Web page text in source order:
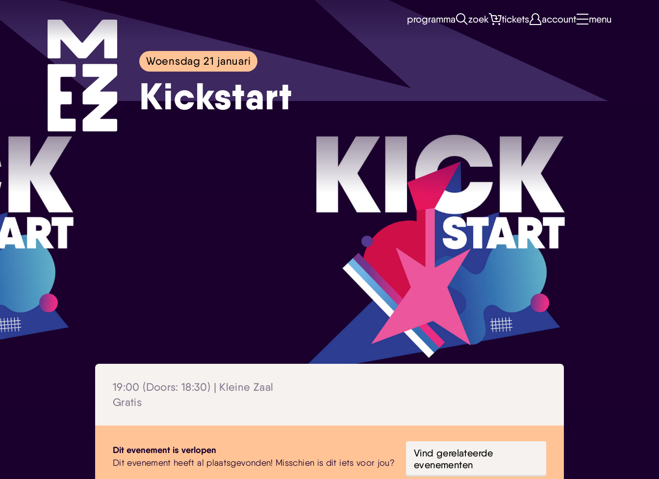
Skip navigatie
programma zoek tickets account menu
Woensdag 21 januari
Kickstart
19:00 (Doors: 18:30) | Kleine Zaal
Gratis
Dit evenement is verlopen
Dit evenement heeft al plaatsgevonden! Misschien is dit iets voor jou?
Vind gerelateerde
evenementen